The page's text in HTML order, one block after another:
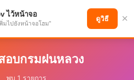
นาคตที่ก้าวหน้า
อบกรมฝนหลวง
พบ 1 รายการ
ไว้หน้าจอ
มไปยังหน้าจอโฮม"
ดูวิธี ×